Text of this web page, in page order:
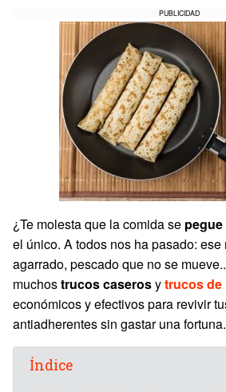
PUBLICIDAD
¿Te molesta que la comida se pegue
el único. A todos nos ha pasado:
agarrado, pescado que no se
muchostrucos caserosytrucos de
económicos y efectivos para revivir
antiadherentes sin gastar una fortuna.
Índice